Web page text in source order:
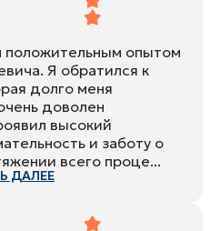
положительным опытом
Я обратился к
долго меня
доволен
высокий
и заботу о
всего проце...
ДАЛЕЕ